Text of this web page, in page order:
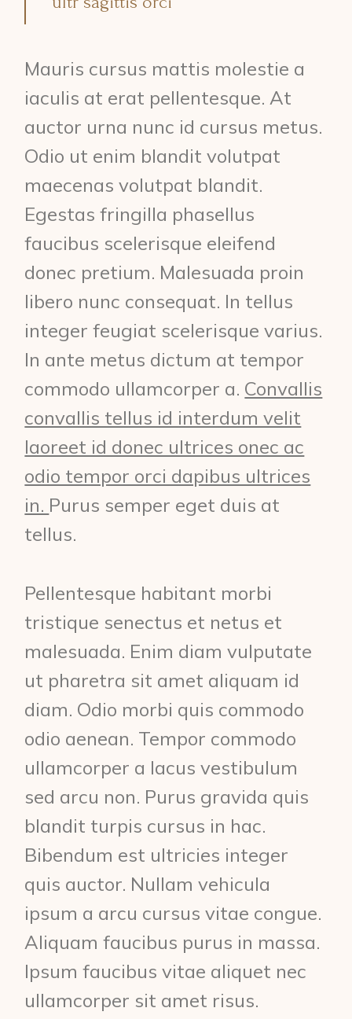
Mauris cursus mattis molestie a
iaculis at erat pellentesque. At
auctor urna nunc id cursus metus.
Odio ut enim blandit volutpat
maecenas volutpat blandit.
Egestas fringilla phasellus
faucibus scelerisque eleifend
donec pretium. Malesuada proin
libero nunc consequat. In tellus
integer feugiat scelerisque varius.
In ante metus dictum at tempor
commodo ullamcorper a. Convallis
convallis tellus id interdum velit
laoreet id donec ultrices onec ac
odio tempor orci dapibus ultrices
in. Purus semper eget duis at
tellus.
Pellentesque habitant morbi
tristique senectus et netus et
malesuada. Enim diam vulputate
ut pharetra sit amet aliquam id
diam. Odio morbi quis commodo
odio aenean. Tempor commodo
ullamcorper a lacus vestibulum
sed arcu non. Purus gravida quis
blandit turpis cursus in hac.
Bibendum est ultricies integer
quis auctor. Nullam vehicula
ipsum a arcu cursus vitae congue.
Aliquam faucibus purus in massa.
Ipsum faucibus vitae aliquet nec
ullamcorper sit amet risus.